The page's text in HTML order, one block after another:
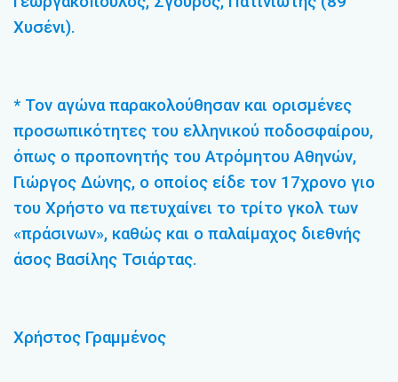
Χυσένι).
* Τον αγώνα παρακολούθησαν και ορισμένες
προσωπικότητες του ελληνικού ποδοσφαίρου,
όπως ο προπονητής του Ατρόμητου Αθηνών,
Γιώργος Δώνης, ο οποίος είδε τον 17χρονο γιο
του Χρήστο να πετυχαίνει το τρίτο γκολ των
«πράσινων», καθώς και ο παλαίμαχος διεθνής
άσος Βασίλης Τσιάρτας.
Χρήστος Γραμμένος